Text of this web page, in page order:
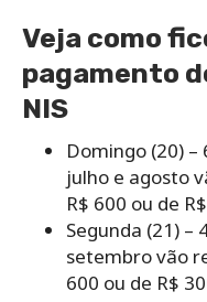
Veja como
pagamento
NIS
Domingo (20) –
julho e agosto
R$ 600 ou de
Segunda (21) –
setembro vão
600 ou de R$